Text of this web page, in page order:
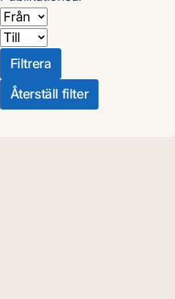
Från
Till
Filtrera
Återställ filter